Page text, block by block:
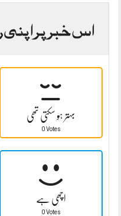
اس خبر پر اپنی
بہتر ہو سکتی تھی
0 Votes
اچھی ہے
0 Votes